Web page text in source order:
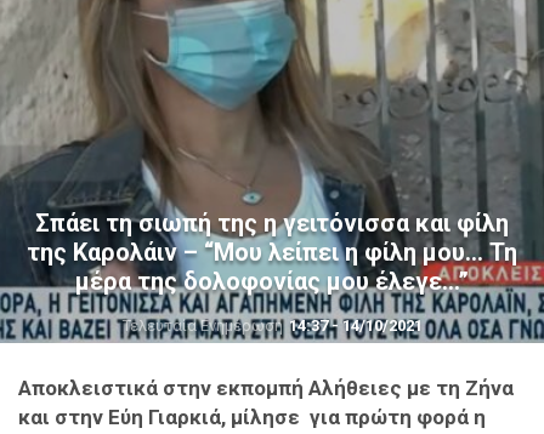
Σπάει τη σιωπή της η γειτόνισσα και φίλη
της Καρολάιν – “Μου λείπει η φίλη μου… Τη
μέρα της δολοφονίας μου έλεγε…”
Τελευταία Ενημέρωση 14:37 - 14/10/2021
Αποκλειστικά στην εκπομπή Aλήθειες με τη Ζήνα
και στην Εύη Γιαρκιά, μίλησε για πρώτη φορά η